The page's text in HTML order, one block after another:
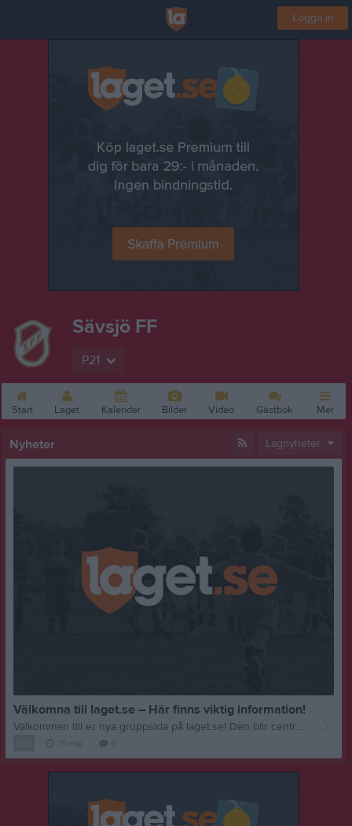
Logga in
Sävsjö FF
P21
Start Laget Kalender Bilder Video Gästbok Mer
Nyheter Lagnyheter
Välkomna till laget.se – Här finns viktig information!
Välkommen till er nya gruppsida på laget.se! Den blir central i all kommunikation mellan aktiva, ledare, föräldrar och andra intresserade. För att komma igång direkt med en bra kommunikation i och omkring gruppen finns ett antal viktiga punkter för sidans administratör: • Logga in och lägga till alla aktiva och ledare under Medlemmar. • Fylla på kalendern med alla inplanerade aktiviteter. Matcher läggs till via Serier medan träningar och andra aktiviteter läggs till via Aktiviteter. • Skriv nyheter löpande och berätta om verksamheten. I takt med att nya nyheter läggs till kommer den här nyhetstexten att försvinna. Om någon i gruppen har frågor om laget.se är man alltid välkommen att kontakta vår support på support@laget.se eller 019-15 44 00. Varmt välkomna till laget.se!